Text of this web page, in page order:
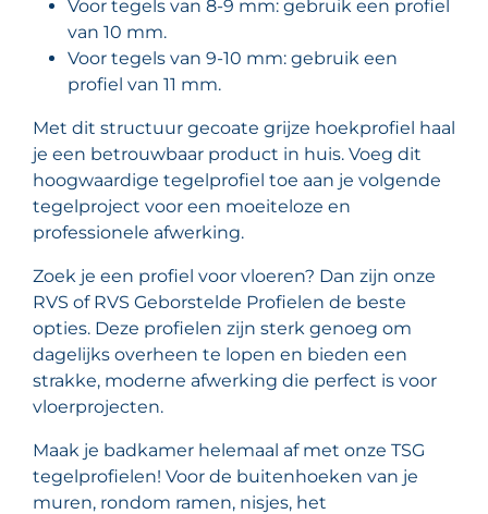
Voor tegels van 8-9 mm: gebruik een profiel
van 10 mm.
Voor tegels van 9-10 mm: gebruik een
profiel van 11 mm.
Met dit structuur gecoate grijze hoekprofiel haal
je een betrouwbaar product in huis. Voeg dit
hoogwaardige tegelprofiel toe aan je volgende
tegelproject voor een moeiteloze en
professionele afwerking.
Zoek je een profiel voor vloeren? Dan zijn onze
RVS of RVS Geborstelde Profielen de beste
opties. Deze profielen zijn sterk genoeg om
dagelijks overheen te lopen en bieden een
strakke, moderne afwerking die perfect is voor
vloerprojecten.
Maak je badkamer helemaal af met onze TSG
tegelprofielen! Voor de buitenhoeken van je
muren, rondom ramen, nisjes, het